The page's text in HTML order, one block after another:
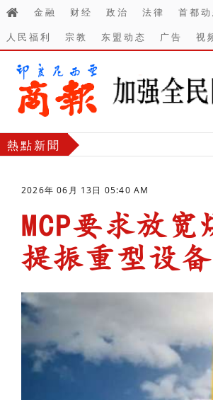
金融 财经 政治 法律 首都动
人民福利
宗教 东盟动态 广告 视
熱點新聞
2026年 06月 13日 05:40 AM
MCP要求放
提振重型设